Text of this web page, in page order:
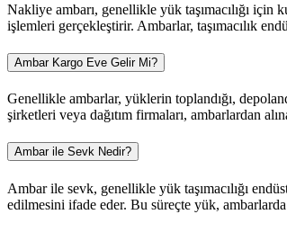
Nakliye ambarı, genellikle yük taşımacılığı
işlemleri gerçekleştirir. Ambarlar, taşımacılık
Ambar Kargo Eve Gelir Mi?
Genellikle ambarlar, yüklerin toplandığı,
şirketleri veya dağıtım firmaları, ambarlardan
Ambar ile Sevk Nedir?
Ambar ile sevk, genellikle yük taşımacılığı
edilmesini ifade eder. Bu süreçte yük,